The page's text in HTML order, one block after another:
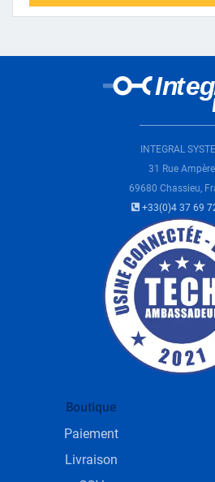
Loading...
INTEGRAL
31 Rue Ampère
69680 Chassieu,
+33(0)4 37 69
Boutique
Paiement
Livraison